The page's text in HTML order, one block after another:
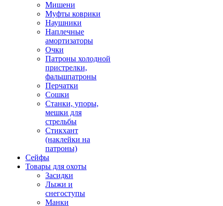
Мишени
Муфты коврики
Наушники
Наплечные
амортизаторы
Очки
Патроны холодной
пристрелки,
фальшпатроны
Перчатки
Сошки
Станки, упоры,
мешки для
стрельбы
Стикхант
(наклейки на
патроны)
Сейфы
Товары для охоты
Засидки
Лыжи и
снегоступы
Манки